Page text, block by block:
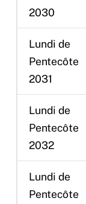
2030
Lundi de
Pentecôte
2031
Lundi de
Pentecôte
2032
Lundi de
Pentecôte